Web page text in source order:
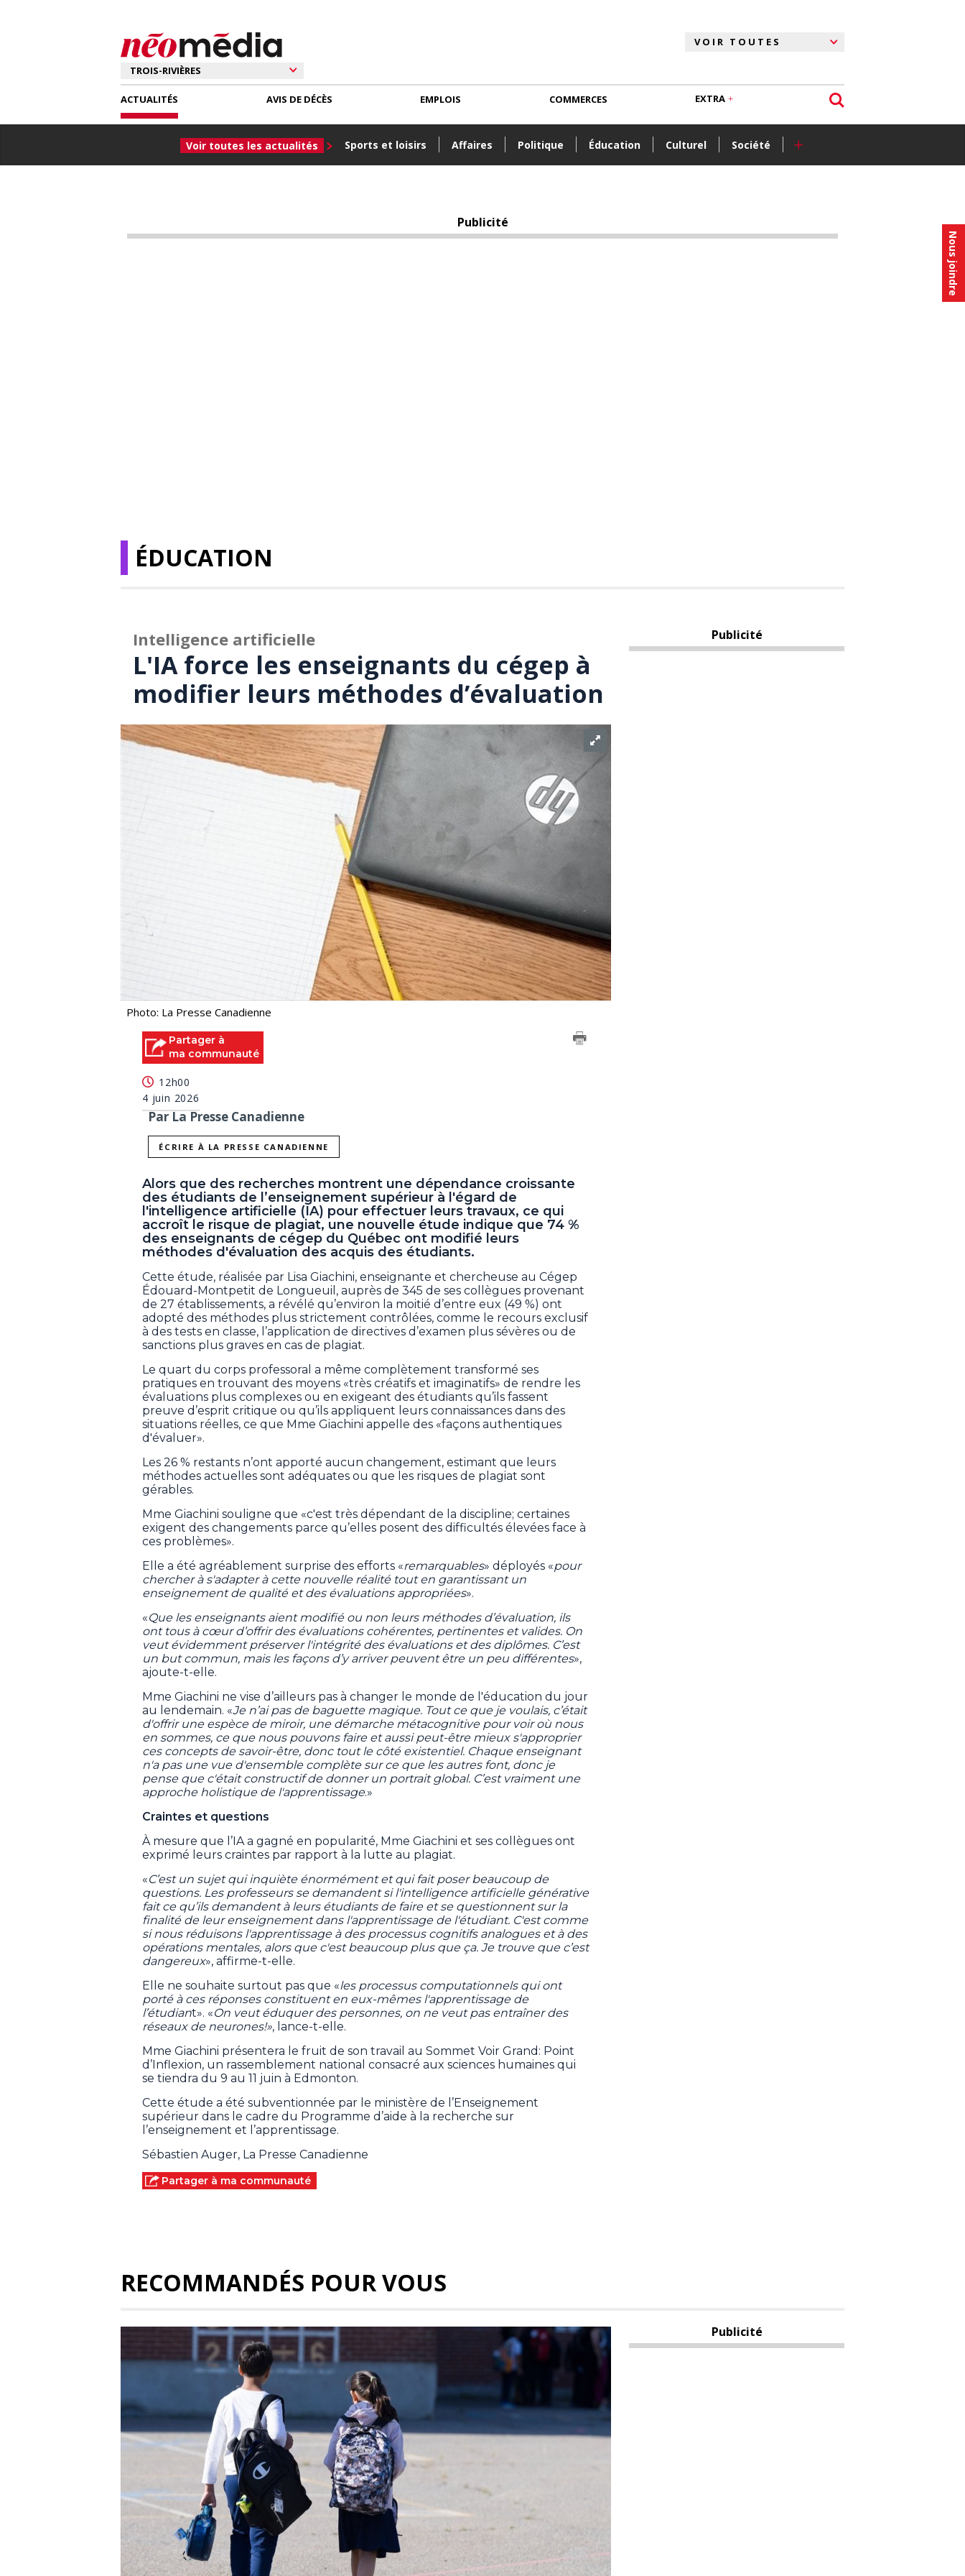
Nous joindre
ACTUALITÉS
Voir toutes les actualités Sports et loisirs Affaires Politique Éducation Culturel Société +
AVIS DE DÉCÈS EMPLOIS COMMERCES EXTRA
Publicité
ÉDUCATION
Intelligence artificielle
L'IA force les enseignants du cégep à
modifier leurs méthodes d’évaluation
Photo: La Presse Canadienne
Partager à
ma communauté
12h00
4 juin 2026
Par La Presse Canadienne
ÉCRIRE À LA PRESSE CANADIENNE
Alors que des recherches montrent une dépendance croissante
des étudiants de l’enseignement supérieur à l'égard de
l'intelligence artificielle (IA) pour effectuer leurs travaux, ce qui
accroît le risque de plagiat, une nouvelle étude indique que 74 %
des enseignants de cégep du Québec ont modifié leurs
méthodes d'évaluation des acquis des étudiants.
Cette étude, réalisée par Lisa Giachini, enseignante et chercheuse au Cégep
Édouard-Montpetit de Longueuil, auprès de 345 de ses collègues provenant
de 27 établissements, a révélé qu’environ la moitié d’entre eux (49 %) ont
adopté des méthodes plus strictement contrôlées, comme le recours exclusif
à des tests en classe, l’application de directives d’examen plus sévères ou de
sanctions plus graves en cas de plagiat.
Le quart du corps professoral a même complètement transformé ses
pratiques en trouvant des moyens «très créatifs et imaginatifs» de rendre les
évaluations plus complexes ou en exigeant des étudiants qu’ils fassent
preuve d’esprit critique ou qu’ils appliquent leurs connaissances dans des
situations réelles, ce que Mme Giachini appelle des «façons authentiques
d'évaluer».
Les 26 % restants n’ont apporté aucun changement, estimant que leurs
méthodes actuelles sont adéquates ou que les risques de plagiat sont
gérables.
Mme Giachini souligne que «c'est très dépendant de la discipline; certaines
exigent des changements parce qu’elles posent des difficultés élevées face à
ces problèmes».
Elle a été agréablement surprise des efforts «remarquables» déployés «pour
chercher à s'adapter à cette nouvelle réalité tout en garantissant un
enseignement de qualité et des évaluations appropriées».
«Que les enseignants aient modifié ou non leurs méthodes d’évaluation, ils
ont tous à cœur d’offrir des évaluations cohérentes, pertinentes et valides. On
veut évidemment préserver l'intégrité des évaluations et des diplômes. C’est
un but commun, mais les façons d’y arriver peuvent être un peu différentes»,
ajoute-t-elle.
Mme Giachini ne vise d’ailleurs pas à changer le monde de l'éducation du jour
au lendemain. «Je n’ai pas de baguette magique. Tout ce que je voulais, c’était
d'offrir une espèce de miroir, une démarche métacognitive pour voir où nous
en sommes, ce que nous pouvons faire et aussi peut-être mieux s'approprier
ces concepts de savoir-être, donc tout le côté existentiel. Chaque enseignant
n'a pas une vue d'ensemble complète sur ce que les autres font, donc je
pense que c'était constructif de donner un portrait global. C’est vraiment une
approche holistique de l'apprentissage.»
Craintes et questions
À mesure que l’IA a gagné en popularité, Mme Giachini et ses collègues ont
exprimé leurs craintes par rapport à la lutte au plagiat.
«C’est un sujet qui inquiète énormément et qui fait poser beaucoup de
questions. Les professeurs se demandent si l'intelligence artificielle générative
fait ce qu’ils demandent à leurs étudiants de faire et se questionnent sur la
finalité de leur enseignement dans l'apprentissage de l'étudiant. C'est comme
si nous réduisons l'apprentissage à des processus cognitifs analogues et à des
opérations mentales, alors que c'est beaucoup plus que ça. Je trouve que c’est
dangereux», affirme-t-elle.
Elle ne souhaite surtout pas que «les processus computationnels qui ont
porté à ces réponses constituent en eux-mêmes l'apprentissage de
l’étudiant». «On veut éduquer des personnes, on ne veut pas entraîner des
réseaux de neurones!», lance-t-elle.
Mme Giachini présentera le fruit de son travail au Sommet Voir Grand: Point
d’Inflexion, un rassemblement national consacré aux sciences humaines qui
se tiendra du 9 au 11 juin à Edmonton.
Cette étude a été subventionnée par le ministère de l’Enseignement
supérieur dans le cadre du Programme d’aide à la recherche sur
l’enseignement et l’apprentissage.
Sébastien Auger, La Presse Canadienne
Partager à ma communauté
Publicité
RECOMMANDÉS POUR VOUS
Publicité